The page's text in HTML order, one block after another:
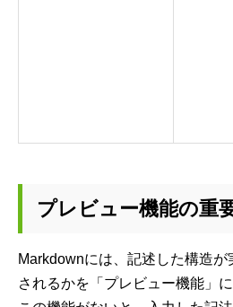
プレビュー機能の重
Markdownには、記述した構造
されるかを「プレビュー機能」